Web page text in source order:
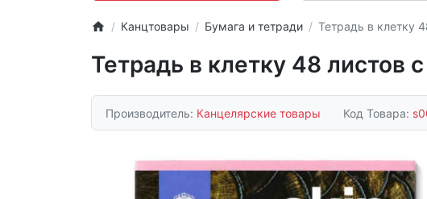
Канцтовары Бумага и тетради Тетрадь в клетку
Тетрадь в клетку 48 листов
Производитель: Канцелярские товары Код Товара: